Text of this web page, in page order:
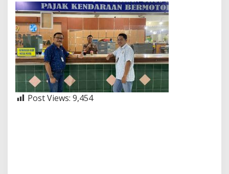
Post Views: 9,454